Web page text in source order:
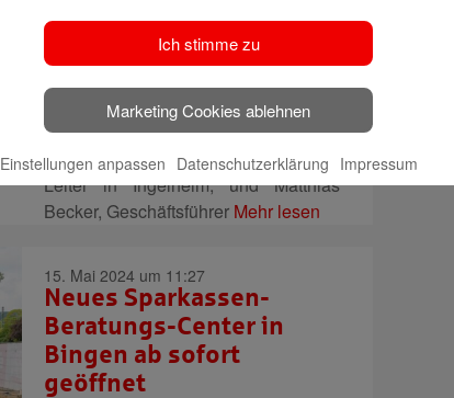
Neue Gartenmesse
GardenING: Ermäßigter
Eintritt mit der
Sparkassen-Karte
Sven Baumgärtner, Beratungs-Center
Leiter in Ingelheim, und Matthias
Becker, Geschäftsführer Mehr lesen
15. Mai 2024 um 11:27
Neues Sparkassen-
Beratungs-Center in
Bingen ab sofort
geöffnet
Ich stimme zu
Marketing Cookies ablehnen
Einstellungen anpassen Datenschutzerklärung Impressum